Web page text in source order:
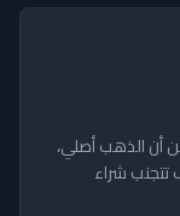
أن الذهب أصلي،
تتجنب شراء